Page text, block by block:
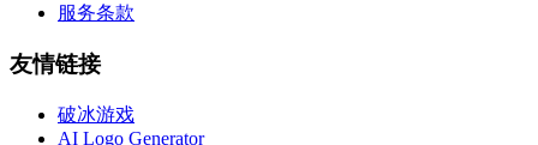
服务条款
友情链接
破冰游戏
AI Logo Generator